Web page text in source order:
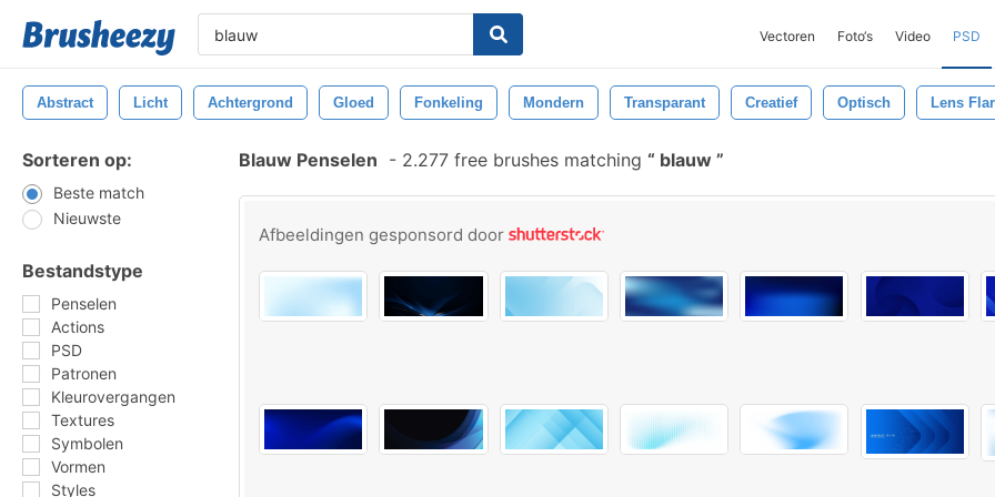
Vectoren Foto‘s Video PSD
Abstract Licht Achtergrond Gloed Fonkeling Mondern Transparant Creatief Optisch Lens
Sorteren op:
Beste match
Nieuwste
Bestandstype
Penselen
Actions
PSD
Patronen
Kleurovergangen
Textures
Symbolen
Vormen
Styles
Blauw Penselen - 2.277 free brushes matching blauw
Afbeeldingen gesponsord door